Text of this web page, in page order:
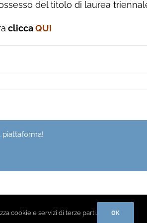
del titolo di laurea
cliccaQUI
piattaforma!
Privacy Policy|
cookie e servizi di terze parti. OK